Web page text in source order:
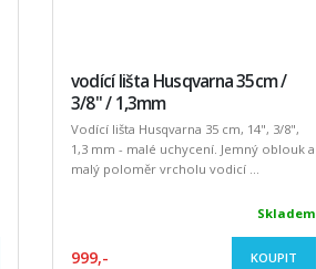
vodící lišta Husqvarna 35cm /
3/8" / 1,3mm
Vodící lišta Husqvarna 35 cm, 14", 3/8",
1,3 mm - malé uchycení. Jemný oblouk a
malý poloměr vrcholu vodicí ...
Skladem
999,- KOUPIT